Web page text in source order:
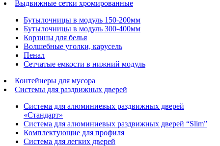
Выдвижные сетки хромированные
Бутылочницы в модуль 150-200мм
Бутылочницы в модуль 300-400мм
Корзины для белья
Волшебные уголки, карусель
Пенал
Cетчатые емкости в нижний модуль
Контейнеры для мусора
Системы для раздвижных дверей
Система для алюминиевых раздвижных дверей
«Стандарт»
Система для алюминиевых раздвижных дверей “Slim”
Комплектующие для профиля
Система для легких дверей